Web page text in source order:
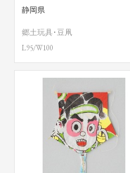
静岡県
郷土玩具･豆凧
L95/W100